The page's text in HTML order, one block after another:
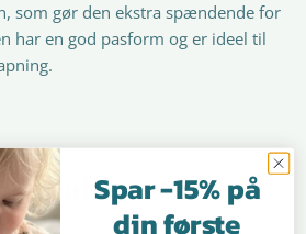
som gør den ekstra spændende for
har en god pasform og er ideel til
afslapning
outfits
kunderSpar -15% på
din første